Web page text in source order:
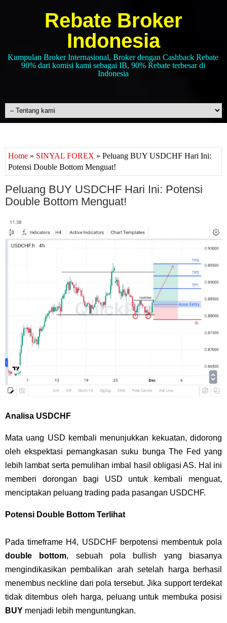
Rebate Broker
Indonesia
Kumpulan Broker Internasional, Broker dengan Cashback Rebate
90% dari komisi kami sebagai IB, 90% Rebate terbesar di
Indonesia
Home » SINYAL FOREX » Peluang BUY USDCHF Hari Ini:
Potensi Double Bottom Menguat!
Peluang BUY USDCHF Hari Ini: Potensi
Double Bottom Menguat!
Analisa USDCHF
Mata uang USD kembali menunjukkan kekuatan, didorong
oleh ekspektasi pemangkasan suku bunga The Fed yang
lebih lambat serta pemulihan imbal hasil obligasi AS. Hal ini
memberi dorongan bagi USD untuk kembali menguat,
menciptakan peluang trading pada pasangan USDCHF.
Potensi Double Bottom Terlihat
Pada timeframe H4, USDCHF berpotensi membentuk pola
double bottom, sebuah pola bullish yang biasanya
mengindikasikan pembalikan arah setelah harga berhasil
menembus neckline dari pola tersebut. Jika support terdekat
tidak ditembus oleh harga, peluang untuk membuka posisi
BUY menjadi lebih menguntungkan.